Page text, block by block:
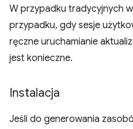
W przypadku tradycyjnych
przypadku, gdy sesje
ręczne uruchamianie
jest konieczne.
Instalacja
Jeśli do generowania